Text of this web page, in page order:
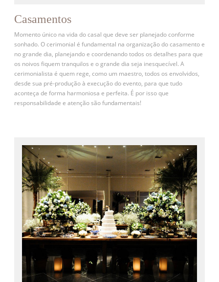
Casamentos
Momento único na vida do casal que deve ser planejado conforme
sonhado. O cerimonial é fundamental na organização do casamento e
no grande dia, planejando e coordenando todos os detalhes para que
os noivos fiquem tranquilos e o grande dia seja inesquecível. A
cerimonialista é quem rege, como um maestro, todos os envolvidos,
desde sua pré-produção à execução do evento, para que tudo
aconteça de forma harmoniosa e perfeita. É por isso que
responsabilidade e atenção são fundamentais!